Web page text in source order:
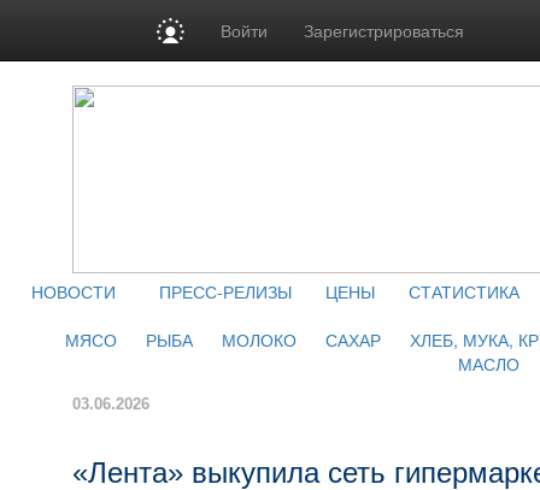
Войти Зарегистрироваться
НОВОСТИ ПРЕСС-РЕЛИЗЫ ЦЕНЫ
СТАТИСТИКА
МЯСО
РЫБА МОЛОКО САХАР
ХЛЕБ, МУКА,
МАСЛО
03.06.2026
«Лента» выкупила сеть